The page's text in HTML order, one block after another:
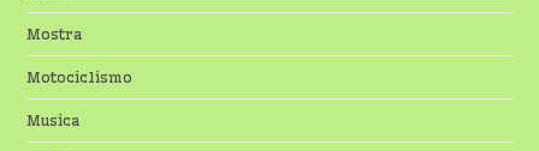
Mostra
Motociclismo
Musica